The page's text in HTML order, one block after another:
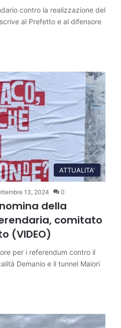
contro la realizzazione del
al Prefetto e al difensore
ATTUALITA'
13, 2024 0
della
comitato
(VIDEO)
per i referendum contro il
Demanio e il tunnel Maiori